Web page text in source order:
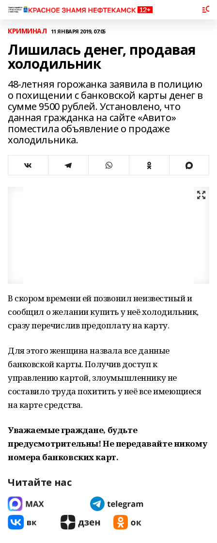
КРИМИНАЛ 11 ЯНВАРЯ 2019, 07:05
Лишилась денег, продавая
холодильник
48-летняя горожанка заявила в полицию
о похищении с банковской карты денег в
сумме 9500 рублей. Установлено, что
данная гражданка на сайте «Авито»
поместила объявление о продаже
холодильника.
В скором времени ей позвонил неизвестный и
сообщил о желании купить у неё холодильник,
сразу перечислив предоплату на карту.
Для этого женщина назвала все данные
банковской карты. Получив доступ к
управлению картой, злоумышленнику не
составило труда похитить у неё все имеющиеся
на карте средства.
Уважаемые граждане, будьте
предусмотрительны! Не передавайте никому
номера банковских карт.
Читайте нас